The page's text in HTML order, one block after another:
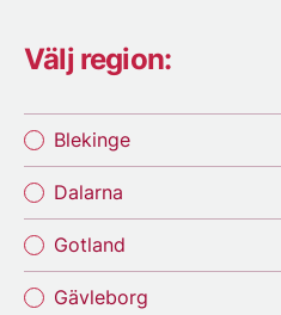
Välj region:
Blekinge
Dalarna
Gotland
Gävleborg